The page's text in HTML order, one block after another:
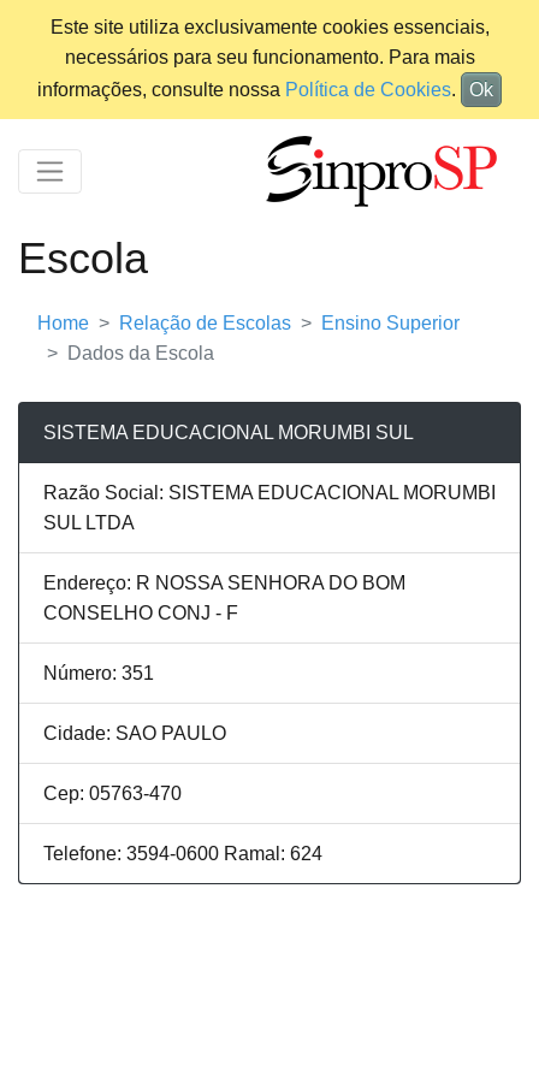
Este site utiliza exclusivamente cookies essenciais,
necessários para seu funcionamento. Para mais
informações, consulte nossa Política de Cookies. Ok
Escola
Home Relação de Escolas
Ensino Superior
Dados da Escola
SISTEMA EDUCACIONAL MORUMBI SUL
Razão Social: SISTEMA EDUCACIONAL MORUMBI
SUL LTDA
Endereço: R NOSSA SENHORA DO BOM
CONSELHO CONJ - F
Número: 351
Cidade: SAO PAULO
Cep: 05763-470
Telefone: 3594-0600 Ramal: 624